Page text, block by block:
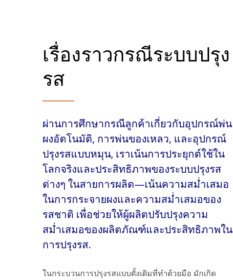
เรื่องราวกรณีระบบปรุง
รส
ผ่านการศึกษากรณีลูกค้าเกี่ยวกับอุปกรณ์พ่น
ผงอัตโนมัติ, การพ่นของเหลว, และอุปกรณ์
ปรุงรสแบบหมุน, เราเน้นการประยุกต์ใช้ใน
โลกจริงและประสิทธิภาพของระบบปรุงรส
ต่างๆ ในสายการผลิต—เน้นความสม่ำเสมอ
ในการกระจายผงและความสม่ำเสมอของ
รสชาติ เพื่อช่วยให้ผู้ผลิตปรับปรุงความ
สม่ำเสมอของผลิตภัณฑ์และประสิทธิภาพใน
การปรุงรส.
ในกระบวนการปรุงรสแบบดั้งเดิมที่ทำด้วยมือ มักเกิด